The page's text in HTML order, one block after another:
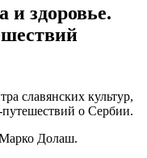
и здоровье.
славянских культур,
о Сербии.
Марко Долаш.